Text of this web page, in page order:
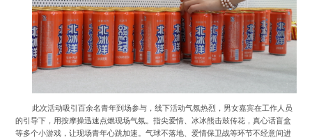
此次活动吸引百余名青年到场参与，线下活动气氛热烈，男女嘉宾在工作人员
的引导下，用按摩操迅速点燃现场气氛。指尖爱情、冰冰熊击鼓传花，真心话盲盒
等多个小游戏，让现场青年心跳加速。气球不落地、爱情保卫战等环节不经意间进